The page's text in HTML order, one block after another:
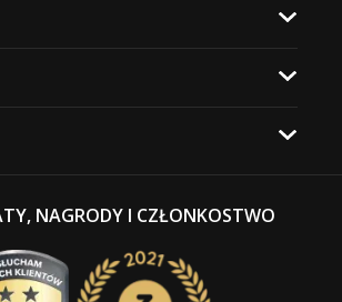
NAGRODY I CZŁONKOSTWO